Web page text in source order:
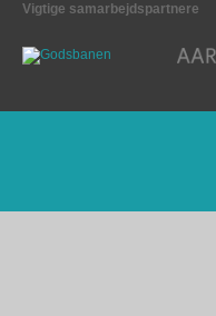
Vigtige samarbejdspartnere